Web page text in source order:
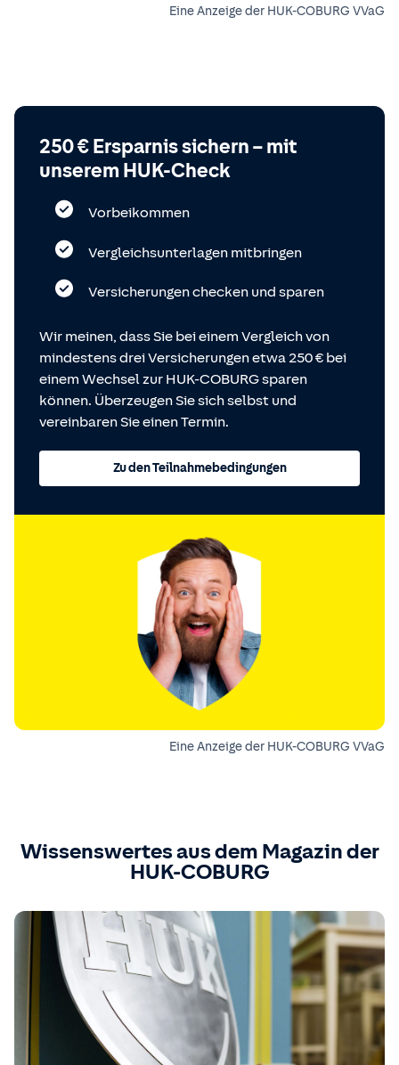
Eine Anzeige der HUK-COBURG VVaG
250 € Ersparnis sichern – mit
unserem HUK-Check
Vorbeikommen
Vergleichsunterlagen mitbringen
Versicherungen checken und sparen
Wir meinen, dass Sie bei einem Vergleich von
mindestens drei Versicherungen etwa 250 € bei
einem Wechsel zur HUK-COBURG sparen
können. Überzeugen Sie sich selbst und
vereinbaren Sie einen Termin.
Zu den Teilnahmebedingungen
Eine Anzeige der HUK-COBURG VVaG
Wissenswertes aus dem Magazin der
HUK-COBURG